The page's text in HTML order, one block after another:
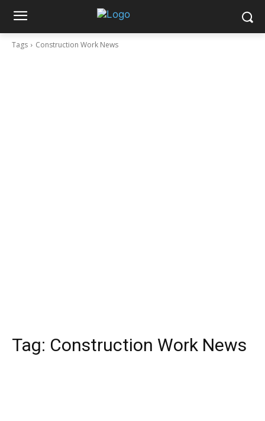
Tags Construction Work News
Tag: Construction Work News